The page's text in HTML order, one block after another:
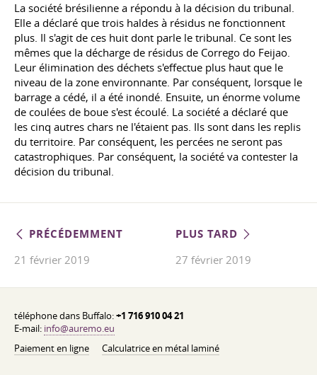
La société brésilienne a répondu à la décision du tribunal.
Elle a déclaré que trois haldes à résidus ne fonctionnent
plus. Il s'agit de ces huit dont parle le tribunal. Ce sont les
mêmes que la décharge de résidus de Corrego do Feijao.
Leur élimination des déchets s'effectue plus haut que le
niveau de la zone environnante. Par conséquent, lorsque le
barrage a cédé, il a été inondé. Ensuite, un énorme volume
de coulées de boue s'est écoulé. La société a déclaré que
les cinq autres chars ne l'étaient pas. Ils sont dans les replis
du territoire. Par conséquent, les percées ne seront pas
catastrophiques. Par conséquent, la société va contester la
décision du tribunal.
PRÉCÉDEMMENT
21 février 2019
PLUS TARD
27 février 2019
téléphone dans Buffalo:+1 716 910 04 21
E-mail: info@auremo.eu
Paiement en ligne
Calculatrice en métal laminé